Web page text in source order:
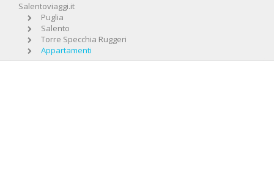
Salentoviaggi.it
Puglia
Salento
Torre Specchia Ruggeri
Appartamenti